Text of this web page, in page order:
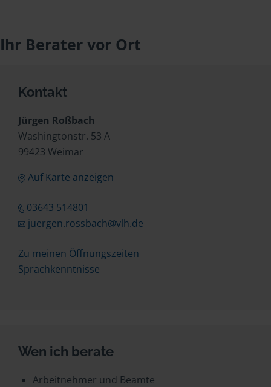
Ihr Berater vor Ort
Kontakt
Jürgen Roßbach
Washingtonstr. 53 A
99423 Weimar
Auf Karte anzeigen
03643 514801
juergen.rossbach@vlh.de
Zu meinen Öffnungszeiten
Sprachkenntnisse
Wen ich berate
Arbeitnehmer und Beamte